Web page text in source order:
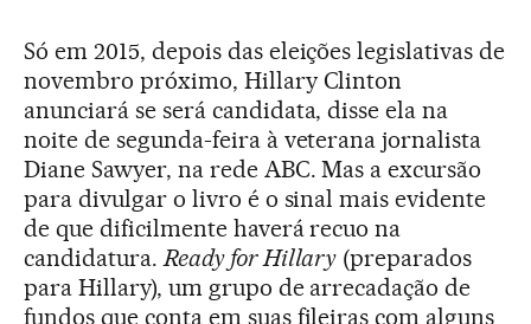
Só em 2015, depois das eleições legislativas de
novembro próximo, Hillary Clinton
anunciará se será candidata, disse ela na
noite de segunda-feira à veterana jornalista
Diane Sawyer, na rede ABC. Mas a excursão
para divulgar o livro é o sinal mais evidente
de que dificilmente haverá recuo na
candidatura.Ready for Hillary (preparados
para Hillary), um grupo de arrecadação de
fundos que conta em suas fileiras com alguns